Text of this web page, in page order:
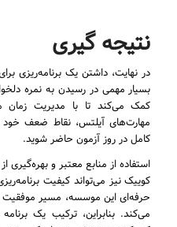
نتیجه گیری
در نهایت، داشتن یک برنامه‌ریزی
بسیار مهمی در رسیدن به نمره
کمک می‌کند تا با مدیریت
مهارت‌های آیلتس، نقاط ضعف خود
کامل در روز آزمون حاضر شوید.
استفاده از منابع معتبر و
کوییک نیز می‌تواند کیفیت
حرفه‌ای این موسسه، مسیر موفقیت
می‌کند. بنابراین، ترکیب یک